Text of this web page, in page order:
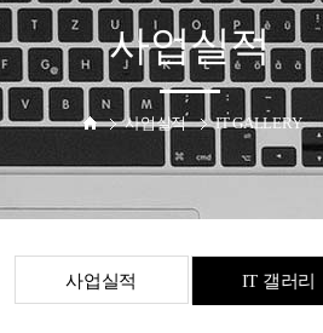
사업소개
오시는길
사업실적 IT 갤러리
사업실적 IT GALLERY
사업실적